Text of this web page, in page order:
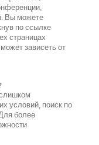
Вы можете
по ссылке
страницах
зависеть от
условий, поиск по
более